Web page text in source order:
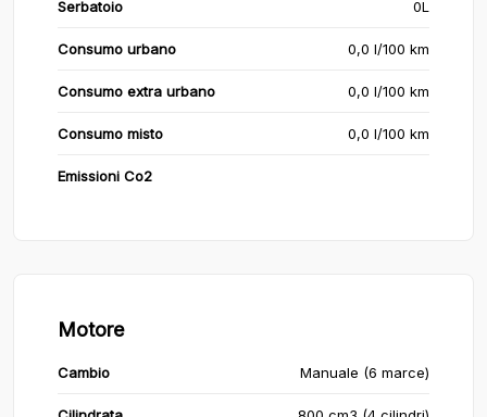
Serbatoio 0L
Consumo urbano 0,0 l/100 km
Consumo extra urbano 0,0 l/100 km
Consumo misto 0,0 l/100 km
Emissioni Co2
Motore
Cambio Manuale (6 marce)